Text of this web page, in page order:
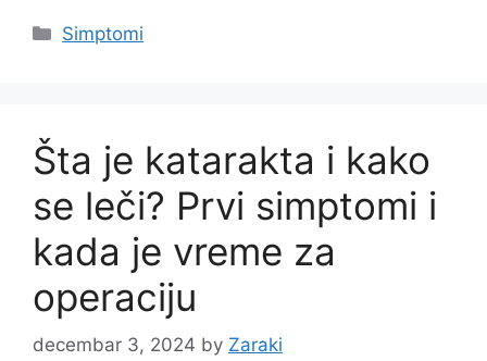
Categories
Simptomi
Šta je katarakta i kako
se leči? Prvi simptomi i
kada je vreme za
operaciju
decembar 3, 2024 by Zaraki